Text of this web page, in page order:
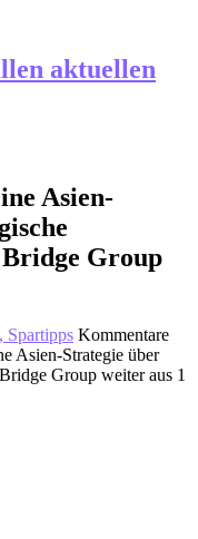
aktuellen
Asien-
Group
Spartipps Kommentare
Asien-Strategie über
Group weiter aus 1